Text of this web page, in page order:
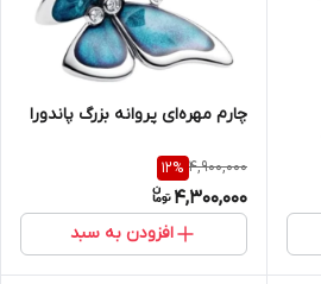
چارم مهره‌ای پروانه بزرگ پاندورا
4,900,000
12%
4,300,000
افزودن به سبد